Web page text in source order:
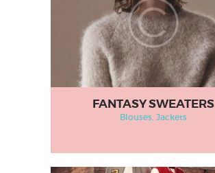
FANTASY SWEATERS
Blouses, Jackets